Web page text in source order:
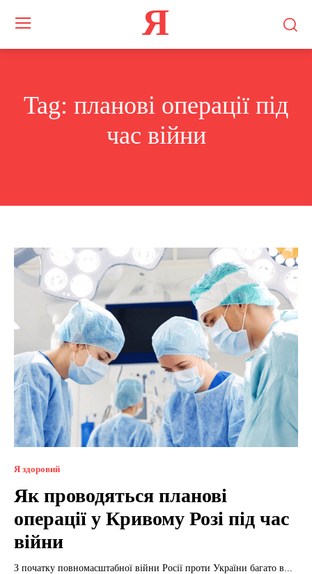
Я
Tag: планові операції під
час війни
Я здоровий
Як проводяться планові
операції у Кривому Розі під час
війни
З початку повномасштабної війни Росії проти України багато в...